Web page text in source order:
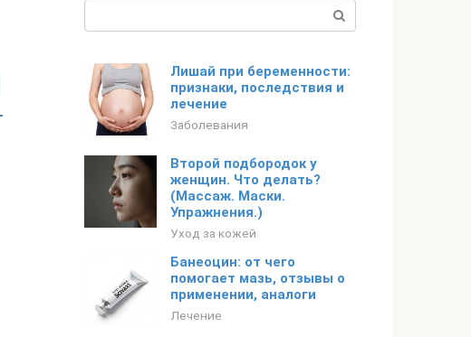
Лишай при беременности:
признаки, последствия и
лечение
Заболевания
Второй подбородок у
женщин. Что делать?
(Массаж. Маски.
Упражнения.)
Уход за кожей
Банеоцин: от чего
помогает мазь, отзывы о
применении, аналоги
Лечение